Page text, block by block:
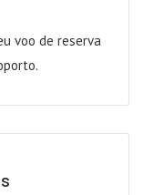
voo de reserva